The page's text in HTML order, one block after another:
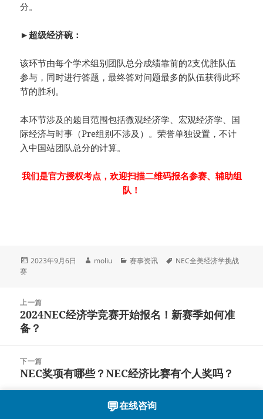
分。
►超级经济碗：
该环节由每个学术组别团队总分成绩靠前的2支优胜队伍
参与，同时进行答题，最终答对问题最多的队伍获得此环
节的胜利。
本环节涉及的题目范围包括微观经济学、宏观经济学、国
际经济与时事（Pre组别不涉及）。荣誉单独设置，不计
入中国站团队总分的计算。
我们是官方授权考点，欢迎扫描二维码报名参赛、辅助组
队！
发
2023年9月6日
作
moliu
分
赛事资讯
标
NEC全美经济学挑战
赛
上一篇
上
篇
章：
2024NEC经济学竞赛开始报名！新赛季如何准
备？
下一篇
下
NEC奖项有哪些？NEC经济比赛有个人奖吗？
💬在线咨询